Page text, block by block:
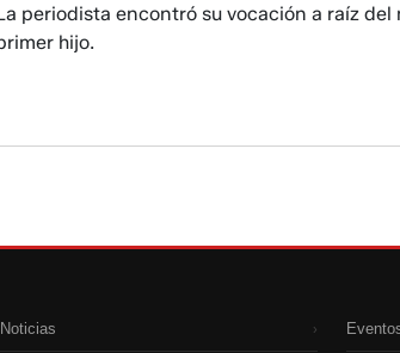
periodista encontró su vocación a raíz del
hijo.
›